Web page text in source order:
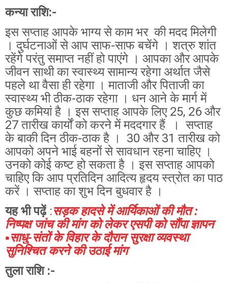
कन्या राशि:-
इस सप्ताह आपके भाग्य से काम भर की मदद मिलेगी
। दुर्घटनाओं से आप साफ-साफ बचेंगे । शत्रु शांत
रहेंगे परंतु समाप्त नहीं हो पाएंगे । आपका और आपके
जीवन साथी का स्वास्थ्य सामान्य रहेगा अर्थात जैसे
पहले था वैसा ही रहेगा । माताजी और पिताजी का
स्वास्थ्य भी ठीक-ठाक रहेगा । धन आने के मार्ग में
कुछ कमियां है । इस सप्ताह आपके लिए 25, 26 और
27 तारीख कार्यों को करने में मददगार हैं । सप्ताह
के बाकी दिन ठीक-ठाक है । 30 और 31 तारीख को
आपको अपने भाई बहनों से सावधान रहना चाहिए ।
उनको कोई कष्ट हो सकता है । इस सप्ताह आपको
चाहिए कि आप प्रतिदिन आदित्य हृदय स्त्रोत का पाठ
करें । सप्ताह का शुभ दिन बुधवार है ।
यह भी पढ़ें :सड़क हादसे में आर्यिकाओं की मौत :
निष्पक्ष जांच की मांग को लेकर एसपी को सौंपा ज्ञापन
▪️साधु-संतों के विहार के दौरान सुरक्षा व्यवस्था
सुनिश्चित करने की उठाई मांग
तुला राशि :-